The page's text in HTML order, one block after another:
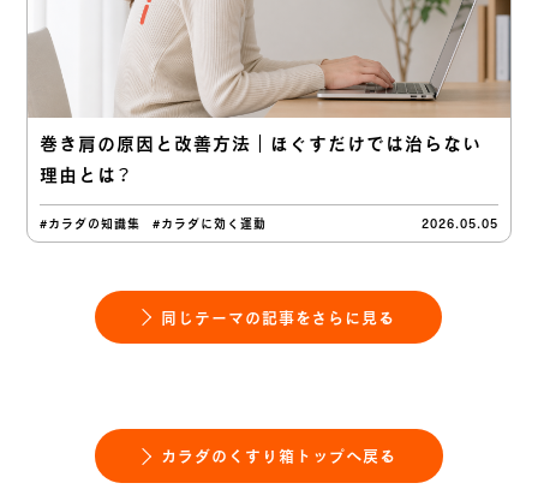
巻き肩の原因と改善方法｜ほぐすだけでは治らない
理由とは？
#カラダの知識集 #カラダに効く運動 2026.05.05
同じテーマの記事をさらに見る
カラダのくすり箱トップへ戻る